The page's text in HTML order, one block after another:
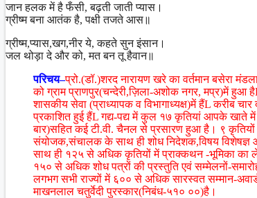
जान हलक में है फँसी, बढ़ती जाती प्यास।
ग्रीष्म बना आतंक है, पक्षी तजते आस॥
ग्रीष्म,प्यास,खग,नीर ये, कहते सुन इंसान।
जल थोड़ा दे और को, मत बन तू हैवान॥
परिचय–प्रो.(डॉ.)शरद नारायण खरे का वर्तमान बसेरा
को ग्राम प्राणपुर(चन्देरी,ज़िला-अशोक नगर, मप्र)में हुआ
शासकीय सेवा (प्राध्यापक व विभागाध्यक्ष)में हैंL करीब
प्रकाशित हुई हैंL गद्य-पद्य में कुल १७ कृतियां आपके खाते में
बार)सहित कई टी.वी. चैनल से प्रसारण हुआ है। ९
संयोजक,संचालक के साथ ही शोध निदेशक,विषय
साथ ही १२५ से अधिक कृतियों में प्राक्कथन -भूमिका का
१५० से अधिक शोध पत्रों की प्रस्तुति एवं सम्मेलनों-
लगभग सभी राज्यों में ६०० से अधिक सारस्वत सम्मान-
माखनलाल चतुर्वेदी पुरस्कार(निबंध-५१० ००)है।